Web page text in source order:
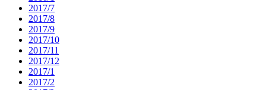
2017/7
2017/8
2017/9
2017/10
2017/11
2017/12
2017/1
2017/2